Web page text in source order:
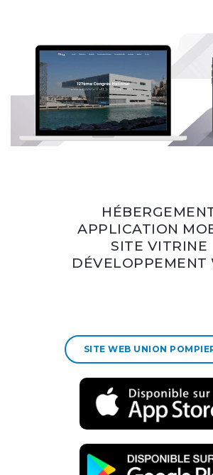
APPLICATION
SITE VITRINE
DÉVELOPPEMENT
SITE WEB UNION